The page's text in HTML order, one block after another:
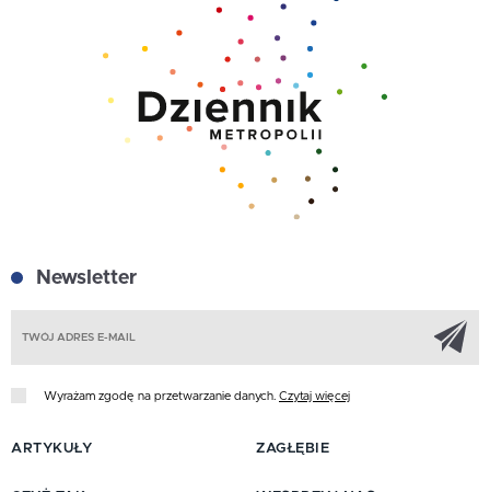
Newsletter
Wyrażam zgodę na przetwarzanie danych. Czytaj więcej
ARTYKUŁY ZAGŁĘBIE